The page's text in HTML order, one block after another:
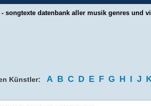
- songtexte datenbank aller musik genres und
Künstler: A B C D E F G H I J